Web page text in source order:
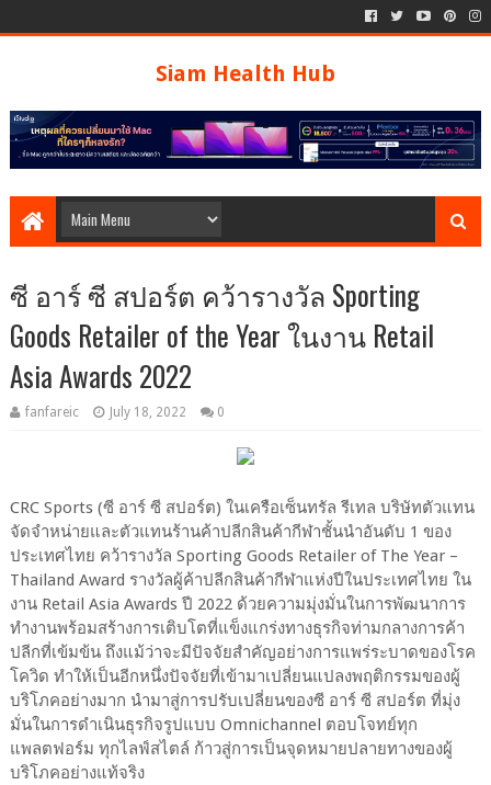
Siam Health Hub
ซี อาร์ ซี สปอร์ต คว้ารางวัล Sporting
Goods Retailer of the Year ในงาน Retail
Asia Awards 2022
fanfareic July 18, 2022 0
CRC Sports (ซี อาร์ ซี สปอร์ต) ในเครือเซ็นทรัล รีเทล บริษัทตัวแทน
จัดจำหน่ายและตัวแทนร้านค้าปลีกสินค้ากีฬาชั้นนำอันดับ 1 ของ
ประเทศไทย คว้ารางวัล Sporting Goods Retailer of The Year –
Thailand Award รางวัลผู้ค้าปลีกสินค้ากีฬาแห่งปีในประเทศไทย ใน
งาน Retail Asia Awards ปี 2022 ด้วยความมุ่งมั่นในการพัฒนาการ
ทำงานพร้อมสร้างการเติบโตที่แข็งแกร่งทางธุรกิจท่ามกลางการค้า
ปลีกที่เข้มข้น ถึงแม้ว่าจะมีปัจจัยสำคัญอย่างการแพร่ระบาดของโรค
โควิด ทำให้เป็นอีกหนึ่งปัจจัยที่เข้ามาเปลี่ยนแปลงพฤติกรรมของผู้
บริโภคอย่างมาก นำมาสู่การปรับเปลี่ยนของซี อาร์ ซี สปอร์ต ที่มุ่ง
มั่นในการดำเนินธุรกิจรูปแบบ Omnichannel ตอบโจทย์ทุก
แพลตฟอร์ม ทุกไลฟ์สไตล์ ก้าวสู่การเป็นจุดหมายปลายทางของผู้
บริโภคอย่างแท้จริง